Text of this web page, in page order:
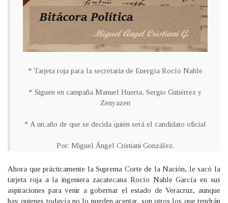
* Tarjeta roja para la secretaria de Energía Rocío Nahle
* Siguen en campaña Manuel Huerta, Sergio Gutiérrez y
Zenyazen
* A un año de que se decida quién será el candidato oficial
Por: Miguel Ángel Cristiani González.
Ahora que prácticamente la Suprema Corte de la Nación, le sacó la
tarjeta roja a la ingeniera zacatecana Rocío Nahle García en sus
aspiraciones para venir a gobernar el estado de Veracruz, aunque
hay quienes todavía no lo pueden aceptar, son otros los que tendrán